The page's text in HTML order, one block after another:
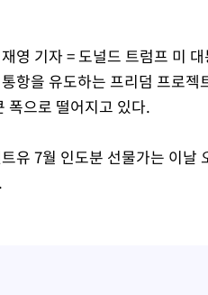
영 기자 = 도널드 트럼프 미
항을 유도하는 프리덤 프로
폭으로 떨어지고 있다.
유 7월 인도분 선물가는 이